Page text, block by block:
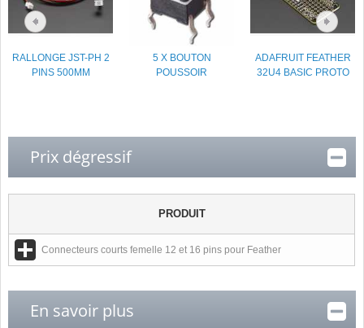
RALLONGE JST-PH 2
PINS 500MM
5 X BOUTON
POUSSOIR
ADAFRUIT FEATHER
32U4 BASIC PROTO
Prix dégressif
PRODUIT
Connecteurs courts femelle 12 et 16 pins pour Feather
En savoir plus